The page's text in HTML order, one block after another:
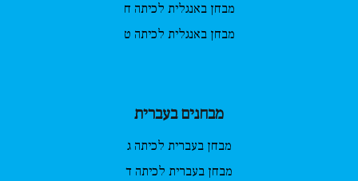
מבחן באנגלית לכיתה ח
מבחן באנגלית לכיתה ט
מבחנים בעברית
מבחן בעברית לכיתה ג
מבחן בעברית לכיתה ד